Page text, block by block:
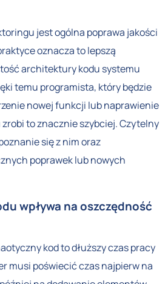
jest ogólna poprawa jakości
oznacza to lepszą
architektury kodu systemu
temu programista, który będzie
nowej funkcji lub naprawienie
to znacznie szybciej. Czytelny
się z nim oraz
poprawek lub nowych
wpływa na oszczędność
kod to dłuższy czas pracy
musi poświecić czas najpierw na